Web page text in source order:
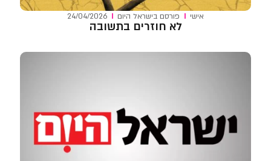
אישי פורסם בישראל היום 24/04/2026
לא חוזרים בתשובה